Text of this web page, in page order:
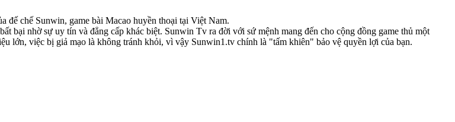
chế Sunwin, game bài Macao huyền thoại tại Việt Nam.
bại nhờ sự uy tín và đẳng cấp khác biệt. Sunwin Tv ra đời với sứ mệnh mang đến cho cộng đồng game thủ một
lớn, việc bị giả mạo là không tránh khỏi, vì vậy Sunwin1.tv chính là "tấm khiên" bảo vệ quyền lợi của bạn.